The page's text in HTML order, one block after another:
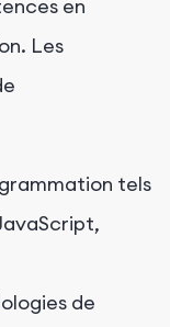
en
Les
tels
de